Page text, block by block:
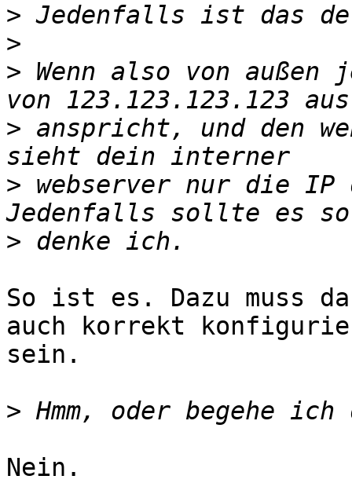
>
>
> Wenn also von
> anspricht, und den
> webserver nur die
>
So ist es. Dazu muss
auch korrekt
sein.
>
Nein.